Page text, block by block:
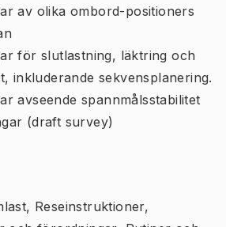
av olika ombord-positioners
för slutlastning, läktring och
inkluderande sekvensplanering.
avseende spannmålsstabilitet
(draft survey)
Reseinstruktioner,